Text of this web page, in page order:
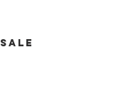
SALE